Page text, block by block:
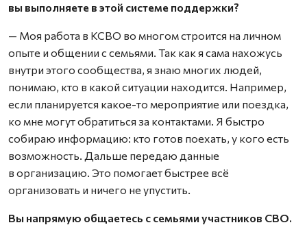
вы выполняете в этой системе поддержки?
— Моя работа в КСВО во многом строится на личном
опыте и общении с семьями. Так как я сама нахожусь
внутри этого сообщества, я знаю многих людей,
понимаю, кто в какой ситуации находится. Например,
если планируется какое-то мероприятие или поездка,
ко мне могут обратиться за контактами. Я быстро
собираю информацию: кто готов поехать, у кого есть
возможность. Дальше передаю данные
в организацию. Это помогает быстрее всё
организовать и ничего не упустить.
Вы напрямую общаетесь с семьями участников СВО.